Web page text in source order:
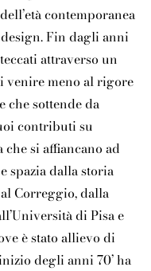
contemporanea
Fin dagli anni
attraverso un
venire meno al rigore
che sottende da
contributi su
si affiancano ad
spazia dalla storia
Correggio, dalla
di Pisa e
è stato allievo di
degli anni 70’ ha